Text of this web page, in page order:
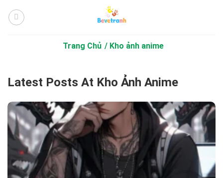
qua
Trang Chủ Kho ảnh anime
Latest Posts At Kho Ảnh Anime